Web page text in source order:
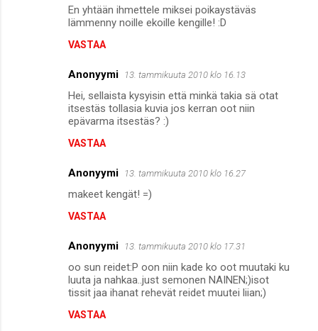
En yhtään ihmettele miksei poikaystäväs
lämmenny noille ekoille kengille! :D
VASTAA
Anonyymi 13. tammikuuta 2010 klo 16.13
Hei, sellaista kysyisin että minkä takia sä otat
itsestäs tollasia kuvia jos kerran oot niin
epävarma itsestäs? :)
VASTAA
Anonyymi 13. tammikuuta 2010 klo 16.27
makeet kengät! =)
VASTAA
Anonyymi 13. tammikuuta 2010 klo 17.31
oo sun reidet:P oon niin kade ko oot muutaki ku
luuta ja nahkaa..just semonen NAINEN;)isot
tissit jaa ihanat rehevät reidet muutei liian;)
VASTAA